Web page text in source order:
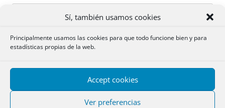
Sí, también usamos cookies
Principalmente usamos las cookies para que todo funcione bien y para
estadísticas propias de la web.
Accept cookies
Ver preferencias
Acceder